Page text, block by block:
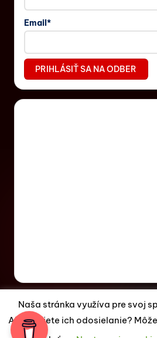
Email*
Copyright 2026 —ES Magazín.
Naša stránka využíva pre svoj
Akceptujete ich odosielanie?